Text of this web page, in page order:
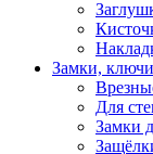
Замки,
Для
Замки